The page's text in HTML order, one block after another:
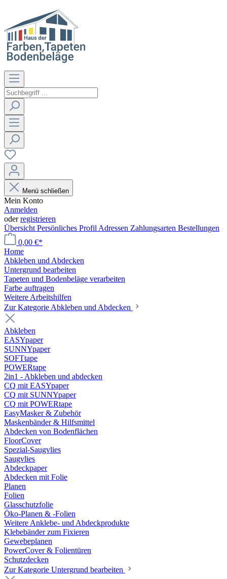
Menü schließen
Mein Konto
Anmelden
oderregistrieren
Übersicht Persönliches Profil Adressen Zahlungsarten Bestellungen
0,00 €*
Home
Abkleben und Abdecken
Untergrund bearbeiten
Tapeten und Bodenbeläge verarbeiten
Farbe auftragen
Weitere Arbeitshilfen
Zur Kategorie Abkleben und Abdecken
Abkleben
EASYpaper
SUNNYpaper
SOFTtape
POWERtape
2in1 - Abkleben und abdecken
CQ mit EASYpaper
CQ mit SUNNYpaper
CQ mit POWERtape
EasyMasker & Zubehör
Maskenbänder & Hilfsmittel
Abdecken von Bodenflächen
FloorCover
Spezial-Saugvlies
Saugvlies
Abdeckpaper
Abdecken mit Folie
Planen
Folien
Glasschutzfolie
Öko-Planen & -Folien
Weitere Anklebe- und Abdeckprodukte
Klebebänder zum Fixieren
Gewebeplanen
PowerCover & Folientüren
Schutzdecken
Zur Kategorie Untergrund bearbeiten